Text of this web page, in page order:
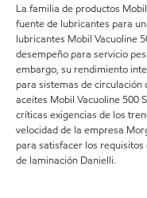
La familia de productos
fuente de lubricantes para
lubricantes Mobil Vacuoline
desempeño para servicio
embargo, su rendimiento
para sistemas de
aceites Mobil Vacuoline 500
críticas exigencias de los
velocidad de la empresa
para satisfacer los
de laminación Danielli.